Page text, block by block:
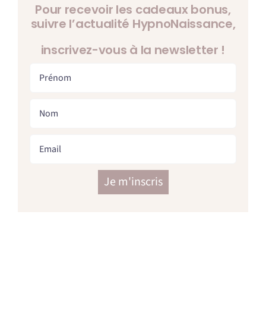
Pour recevoir les cadeaux bonus,
suivre l’actualité HypnoNaissance,
inscrivez-vous à la newsletter !